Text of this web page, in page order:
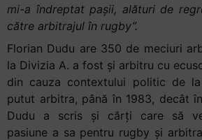
mi-a îndreptat pașii, alături de
către arbitrajul în rugby”.
Florian Dudu are 350 de meciuri
la Divizia A. a fost și arbitru cu
din cauza contextului politic de
putut arbitra, până în 1983, decât
Dudu a scris și cărți care să
pasiune a sa pentru rugby și